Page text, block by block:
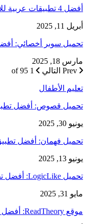
أفضل 4 تطبيقات عربية للاستماع للكتب العربية والأجنبية…
أبريل 11, 2025
تحميل سوبر أخصائي:
مارس 18, 2025
التالي 1 of 95
تعليم الأطفال
تحميل قصوص: أفضل
يونيو 30, 2025
تحميل فهمان: أفضل
يونيو 13, 2025
تحميل LogicLike: أفضل تطبيق تعليمي للأطفال من 3 سنين فما…
مايو 31, 2025
موقع ReadTheory: أفضل موقع لتحسين القراءة لدى الأطفال!